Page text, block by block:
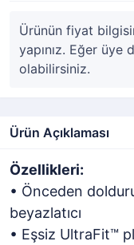
Ürünün fiyat
yapınız. Eğer üye
olabilirsiniz.
Ürün Açıklaması
Özellikleri:
• Önceden
beyazlatıcı
• Eşsiz UltraFit™